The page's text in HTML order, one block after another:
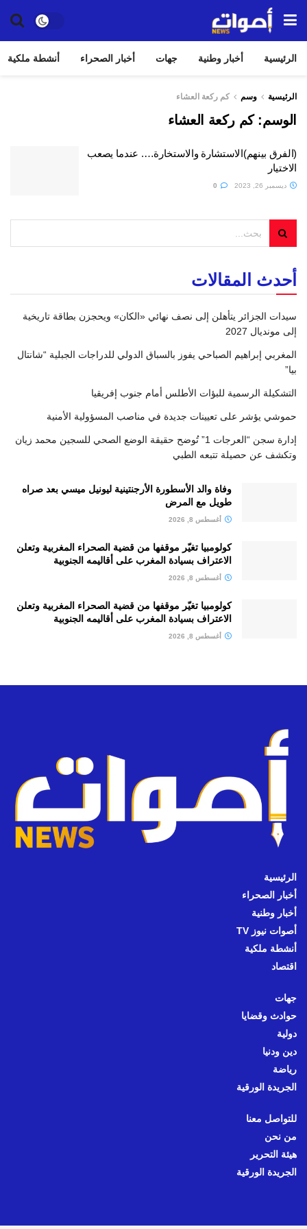
الرئيسية أخبار وطنية جهات أخبار الصحراء أنشطة ملكية
الرئيسية وسم كم ركعة العشاء
الوسم:كم ركعة العشاء
(الفرق بينهم)الاستشارة والاستخارة…. عندما يصعب
الاختيار
ديسمبر 26, 2023
أحدث المقالات
سيدات الجزائر يتأهلن إلى نصف نهائي «الكان» ويحجزن بطاقة تاريخية
إلى مونديال 2027
المغربي إبراهيم الصباحي يفوز بالسباق الدولي للدراجات الجبلية “شانتال
بيا”
التشكيلة الرسمية للبؤات الأطلس أمام جنوب إفريقيا
حموشي يؤشر على تعيينات جديدة في مناصب المسؤولية الأمنية
إدارة سجن “العرجات 1” تُوضح حقيقة الوضع الصحي للسجين محمد زيان
وتكشف عن حصيلة تتبعه الطبي
وفاة والد الأسطورة الأرجنتينية ليونيل ميسي بعد صراه
طويل مع المرض
أغسطس 8, 2026
كولومبيا تغيّر موقفها من قضية الصحراء المغربية وتعلن
الاعتراف بسيادة المغرب على أقاليمه الجنوبية
أغسطس 8, 2026
كولومبيا تغيّر موقفها من قضية الصحراء المغربية وتعلن
الاعتراف بسيادة المغرب على أقاليمه الجنوبية
أغسطس 8, 2026
الرئيسية
أخبار الصحراء
أخبار وطنية
أصوات نيوز TV
أنشطة ملكية
اقتصاد
جهات
حوادث وقضايا
دولية
دين ودنيا
رياضة
الجريدة الورقية
للتواصل معنا
من نحن
هيئة التحرير
الجريدة الورقية